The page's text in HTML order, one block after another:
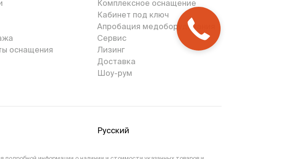
оснащения
Комплексное оснащение
Кабинет под ключ
Апробация медоборудования
Сервис
Лизинг
Доставка
Шоу-рум
Русский